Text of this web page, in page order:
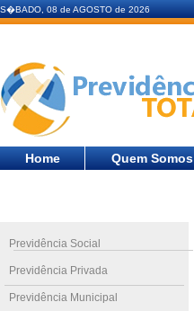
S�BADO, 08 de AGOSTO de 2026
Home Quem Somos
Previdência Social
Previdência Privada
Previdência Municipal